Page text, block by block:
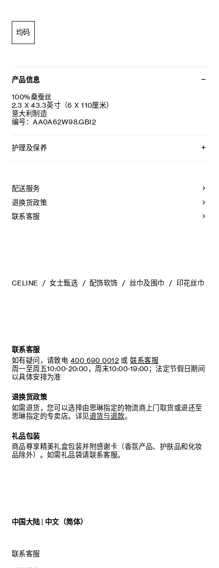
均码
产品信息
100%桑蚕丝
2.3 X 43.3英寸（6 X 110厘米）
意大利制造
编号：AA0A62W98.GBI2
护理及保养
不可熨烫。
本品可用芳香化合物进行轻柔干洗。
不可用水进行专业清洗。
配送服务
退换货政策
联系客服
CELINE 女士甄选 配饰软饰 丝巾及围巾 印花丝巾
联系客服
如有疑问，请致电 400 690 0012 或 联系客服
周一至周五10:00-20:00，周末10:00-19:00；法定节假日期间
以具体安排为准
退换货政策
如需退货，您可以选择由思琳指定的物流商上门取货或退还至
思琳指定的专卖店。详见退货与退款。
礼品包装
商品尊享精美礼盒包装并附感谢卡（香氛产品、护肤品和化妆
品除外）。如需礼品袋请联系客服。
中国大陆 | 中文（简体）
联系客服